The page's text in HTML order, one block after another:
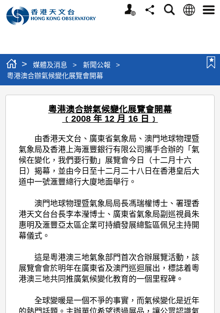
個
分
搜
語
選
> 媒體及消息 > 新聞公報
>
粵港澳合辦氣候變化展覽會開幕
粵
合
辦
氣
變
化
展
會
開
粵港澳合辦氣候變化展覽會開幕
﹝2008 年 12 月 16 日﹞
由香港天文台、廣東省氣象局、澳門地球物理暨
氣象局及香港上海滙豐銀行有限公司攜手合辦的「氣
候在變化，我們要行動」展覽會今日（十二月十六
日）揭幕，並由今日至十二月二十八日在香港皇后大
道中一號滙豐總行大廈地面舉行。
澳門地球物理暨氣象局局長馮瑞權博士、署理香
港天文台台長李本瀅博士、廣東省氣象局副巡視員朱
惠明及滙豐亞太區企業可持續發展總監區佩兒主持開
幕儀式。
這是粵港澳三地氣象部門首次合辦展覽活動，該
展覽會會於明年在廣東省及澳門巡迴展出，標誌着粵
港澳三地共同推廣氣候變化教育的一個里程碑。
全球變暖是一個不爭的事實，而氣候變化是近年
的熱門話題。主辦單位希望透過展品，讓公眾認識氣